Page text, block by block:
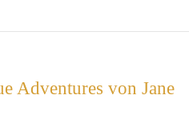
Adventures von Jane